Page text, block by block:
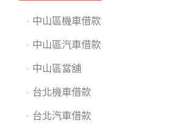
中山區機車借款
中山區汽車借款
中山區當舖
台北機車借款
台北汽車借款